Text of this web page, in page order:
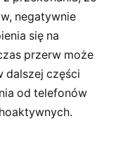
negatywnie
się na
przerw może
dalszej części
od telefonów